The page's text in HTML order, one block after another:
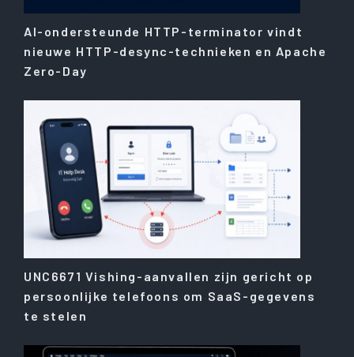
AI-ondersteunde HTTP-terminator vindt
nieuwe HTTP-desync-technieken en Apache
Zero-Day
UNC6671 Vishing-aanvallen zijn gericht op
persoonlijke telefoons om SaaS-gegevens
te stelen